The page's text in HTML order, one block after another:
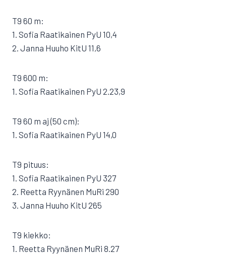
T9 60 m:
1. Sofia Raatikainen PyU 10,4
2. Janna Huuho KitU 11,6
T9 600 m:
1. Sofia Raatikainen PyU 2.23,9
T9 60 m aj (50 cm):
1. Sofia Raatikainen PyU 14,0
T9 pituus:
1. Sofia Raatikainen PyU 327
2. Reetta Ryynänen MuRi 290
3. Janna Huuho KitU 265
T9 kiekko:
1. Reetta Ryynänen MuRi 8.27